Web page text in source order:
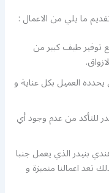
ما يلي من الاعمال :
توفير طيف كبير من
يحدده العميل بكل عناية و
للتأكد من عدم وجود أي
بنيدر الذي يعمل جنبا
تعد اعمالنا متميزة و